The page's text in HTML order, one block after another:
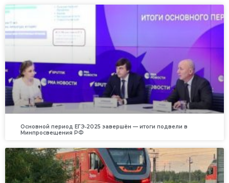
Основной период ЕГЭ‑2025 завершён — итоги подвели в
Минпросвещения РФ